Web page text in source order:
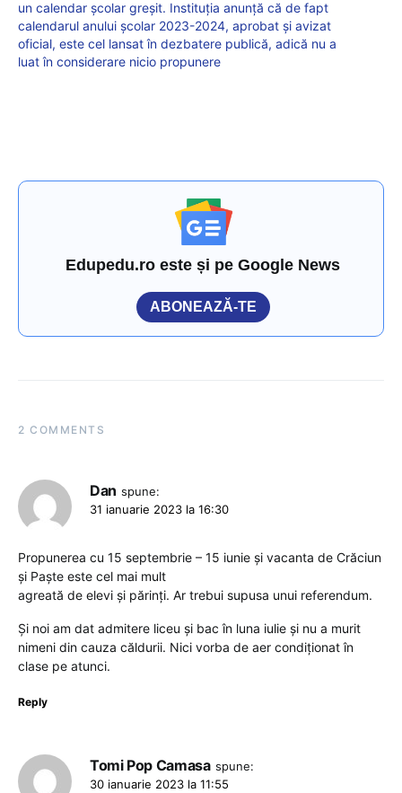
un calendar școlar greșit. Instituția anunță că de fapt
calendarul anului școlar 2023-2024, aprobat și avizat
oficial, este cel lansat în dezbatere publică, adică nu a
luat în considerare nicio propunere
Edupedu.ro este și pe Google News
ABONEAZĂ-TE
2 COMMENTS
Dan spune:
31 ianuarie 2023 la 16:30
Propunerea cu 15 septembrie – 15 iunie și vacanta de Crăciun
și Paște este cel mai mult
agreată de elevi și părinți. Ar trebui supusa unui referendum.
Și noi am dat admitere liceu și bac în luna iulie și nu a murit
nimeni din cauza căldurii. Nici vorba de aer condiționat în
clase pe atunci.
Reply
Tomi Pop Camasa spune:
30 ianuarie 2023 la 11:55